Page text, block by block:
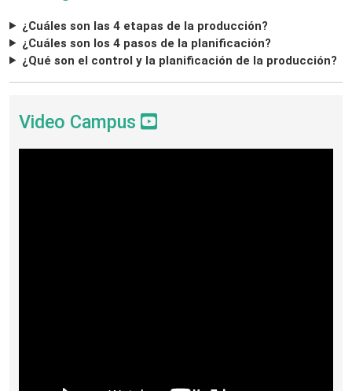
¿Cuáles son las 4 etapas de la producción?
¿Cuáles son los 4 pasos de la planificación?
¿Qué son el control y la planificación de la producción?
Video Campus